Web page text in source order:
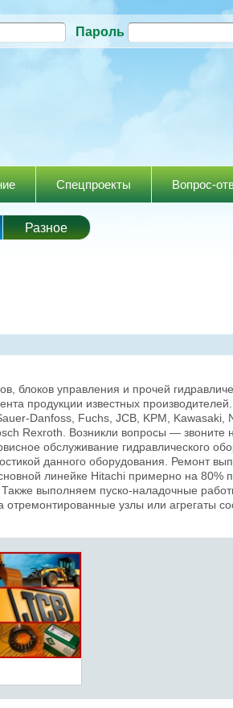
Перейти к
содержанию
Пароль
Спецпроекты Вопрос-
Разное
блоков управления и прочей
продукции известных
Danfoss, Fuchs, JCB, KPM, Kawasaki,
Rexroth. Возникли вопросы — звоните
обслуживание гидравлического
данного оборудования. Ремонт
линейке Hitachi примерно на 80%
выполняем пуско-наладочные
узлы или агрегаты